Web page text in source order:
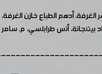
أدهم الطباع خازن
بيتنجانة، أنس طرابلسي، م.